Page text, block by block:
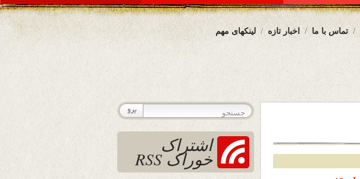
لینکهای مهم اخبار تازه تماس با ما
اشتراک
خوراک RSS